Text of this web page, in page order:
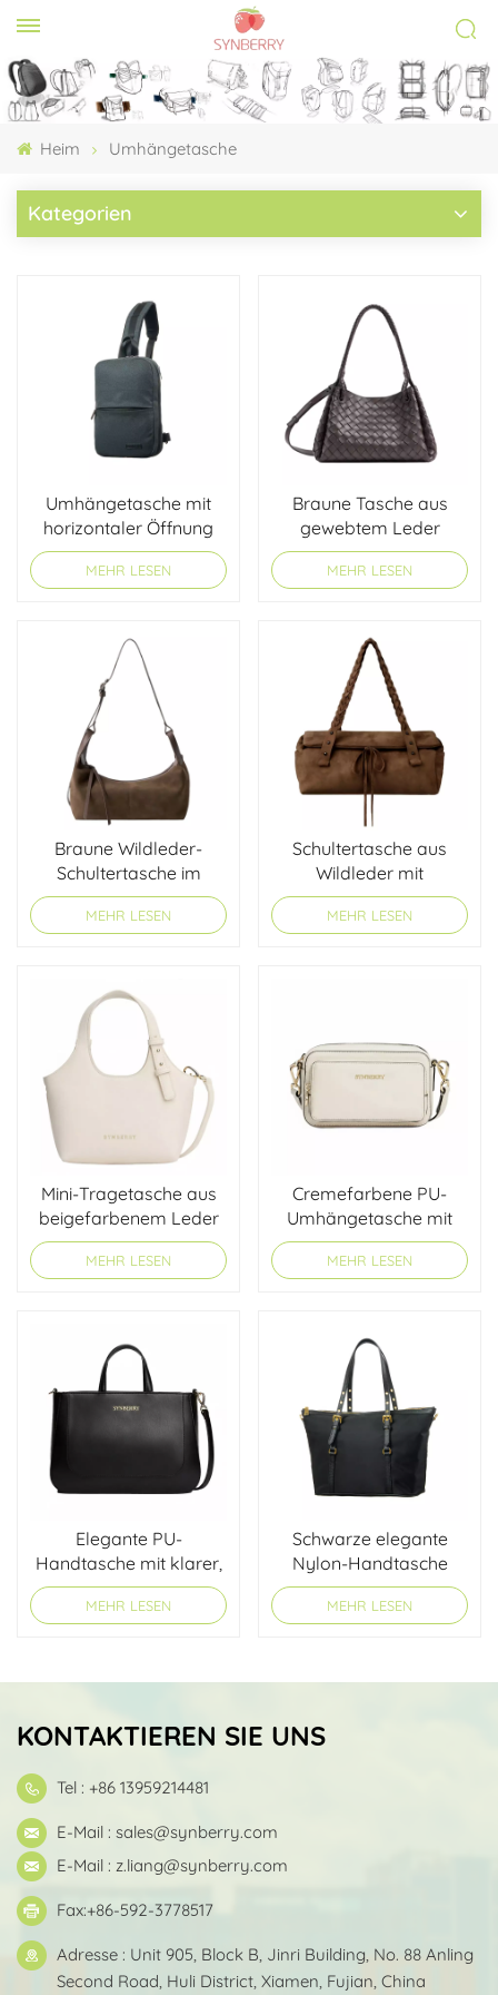
Heim Umhängetasche
Kategorien
Umhängetasche mit
horizontaler Öffnung
MEHR LESEN
Braune Tasche aus
gewebtem Leder
MEHR LESEN
Braune Wildleder-
Schultertasche im
Dumpling-Stil
MEHR LESEN
Schultertasche aus
Wildleder mit
Schleifenmuster
MEHR LESEN
Mini-Tragetasche aus
beigefarbenem Leder
MEHR LESEN
Cremefarbene PU-
Umhängetasche mit
goldfarbenen
Beschlägen
MEHR LESEN
Elegante PU-
Handtasche mit klarer,
geschwungener
Silhouette
MEHR LESEN
Schwarze elegante
Nylon-Handtasche
MEHR LESEN
KONTAKTIEREN SIE UNS
Tel : +86 13959214481
E-Mail : sales@synberry.com
E-Mail : z.liang@synberry.com
Fax:+86-592-3778517
Adresse : Unit 905, Block B, Jinri Building, No. 88 Anling
Second Road, Huli District, Xiamen, Fujian, China